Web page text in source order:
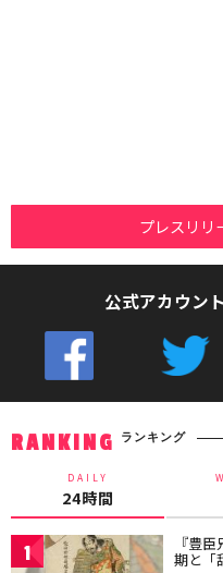
プレスリリ
公式アカウン
RANKING ランキング
DAILY
24時間
1 『豊
期と「